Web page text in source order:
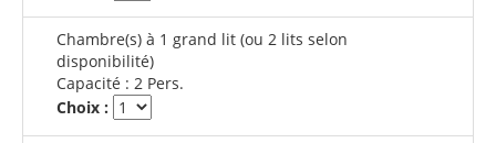
Chambre(s) à 1 grand lit (ou 2 lits selon
disponibilité)
Capacité : 2 Pers.
Choix :